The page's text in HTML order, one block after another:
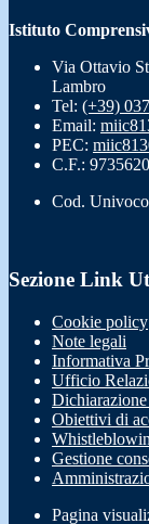
Istituto
Via Ottavio
Lambro
Tel: (+39)
Email:
PEC:
C.F.:
Cod.
Sezione Link
Cookie policy
Note legali
Informativa
Ufficio
Obiettivi di
Gestione
Pagina